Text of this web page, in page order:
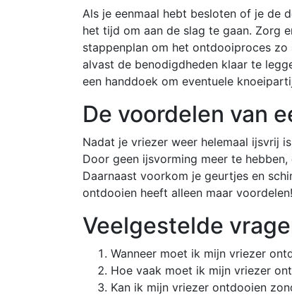
Als je eenmaal hebt besloten of je de
het tijd om aan de slag te gaan. Zorg
stappenplan om het ontdooiproces
alvast de benodigdheden klaar te
een handdoek om eventuele
De voordelen van
Nadat je vriezer weer helemaal ijsvrij
Door geen ijsvorming meer te
Daarnaast voorkom je geurtjes en
ontdooien heeft alleen maar voordelen!
Veelgestelde
Wanneer moet ik mijn vriezer
Hoe vaak moet ik mijn vriezer
Kan ik mijn vriezer ontdooien